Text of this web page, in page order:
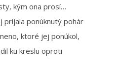
kým ona prosí…
prijala ponúknutý pohár
ktoré jej ponúkol,
ku kreslu oproti